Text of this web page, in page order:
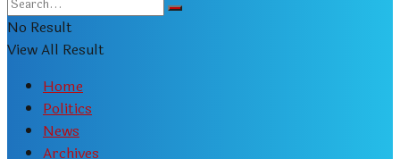
No Result
View All Result
Home
Politics
News
Archives